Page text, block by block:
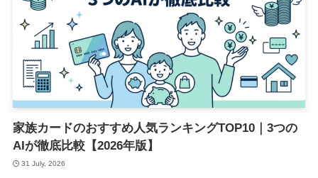
家族カードのおすすめ人気ランキングTOP10｜3つの
AIが徹底比較【2026年版】
31 July, 2026